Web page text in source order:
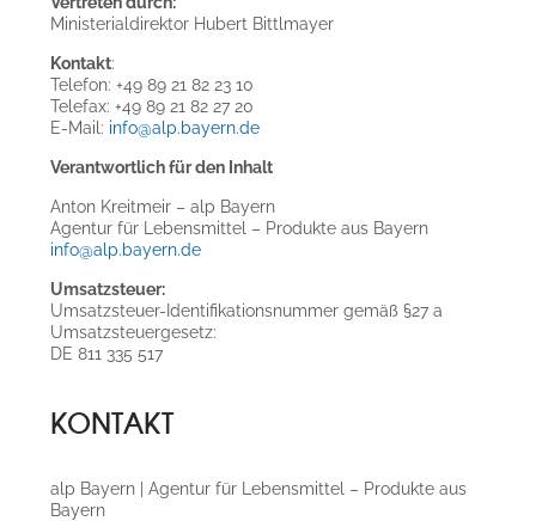
Ministerialdirektor Hubert Bittlmayer
Kontakt:
Telefon: +49 89 21 82 23 10
Telefax: +49 89 21 82 27 20
E-Mail: info@alp.bayern.de
Verantwortlich für den Inhalt
Anton Kreitmeir – alp Bayern
Agentur für Lebensmittel – Produkte aus Bayern
info@alp.bayern.de
Umsatzsteuer:
Umsatzsteuer-Identifikationsnummer gemäß §27 a
Umsatzsteuergesetz:
DE 811 335 517
KONTAKT
alp Bayern | Agentur für Lebensmittel – Produkte aus
Bayern